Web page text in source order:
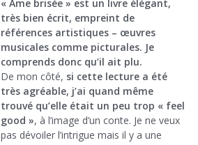
« Âme brisée » est un livre élégant,
très bien écrit, empreint de
références artistiques – œuvres
musicales comme picturales. Je
comprends donc qu’il ait plu.
De mon côté, si cette lecture a été
très agréable, j’ai quand même
trouvé qu’elle était un peu trop « feel
good », à l’image d’un conte. Je ne veux
pas dévoiler l’intrigue mais il y a une